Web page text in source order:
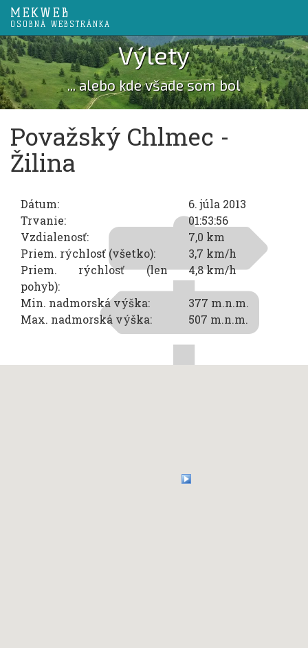
MEKWEB
OSOBNÁ WEBSTRÁNKA
Výlety
... alebo kde všade som bol
Považský Chlmec -
Žilina
Dátum:
6. júla 2013
Trvanie:
01:53:56
Vzdialenosť:
7,0 km
Priem. rýchlosť (všetko):
3,7 km/h
Priem. rýchlosť (len
pohyb):
4,8 km/h
Min. nadmorská výška:
377 m.n.m.
Max. nadmorská výška:
507 m.n.m.